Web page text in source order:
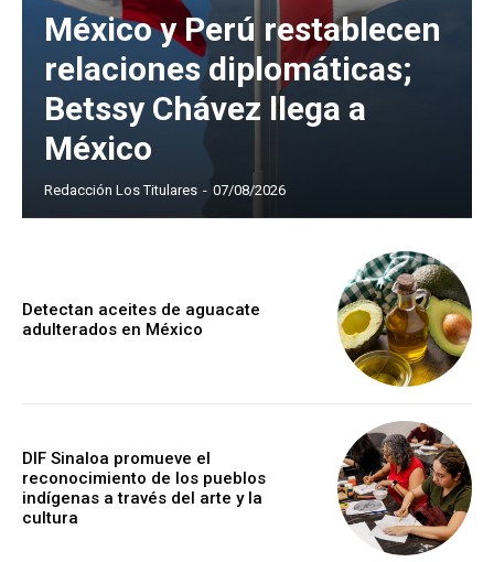
México y Perú restablecen
relaciones diplomáticas;
Betssy Chávez llega a
México
Redacción Los Titulares - 07/08/2026
Detectan aceites de aguacate
adulterados en México
DIF Sinaloa promueve el
reconocimiento de los pueblos
indígenas a través del arte y la
cultura